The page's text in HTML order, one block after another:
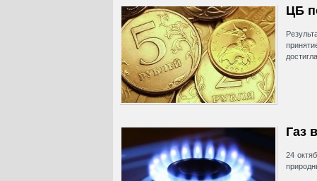
ЦБ
Газ
24